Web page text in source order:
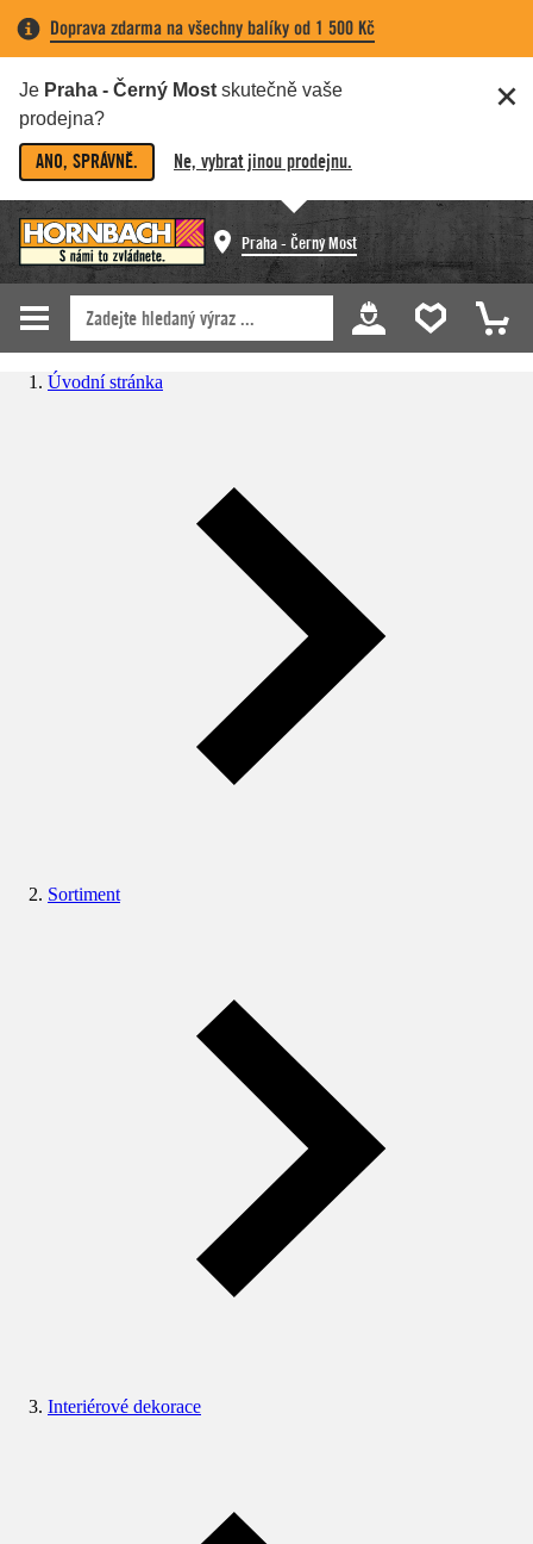
Doprava zdarma na všechny balíky od 1 500 Kč
Je Praha - Černý Most skutečně vaše
prodejna?
ANO, SPRÁVNĚ. Ne, vybrat jinou prodejnu.
Praha - Černý Most
Úvodní stránka
Sortiment
Interiérové dekorace